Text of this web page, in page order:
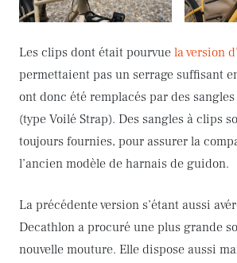
Les clips dont était pourvue la version
permettaient pas un serrage suffisant
ont donc été remplacés par des
(type Voilé Strap). Des sangles à clips
toujours fournies, pour assurer la
l’ancien modèle de harnais de guidon.
La précédente version s’étant aussi
Decathlon a procuré une plus grande
nouvelle mouture. Elle dispose aussi